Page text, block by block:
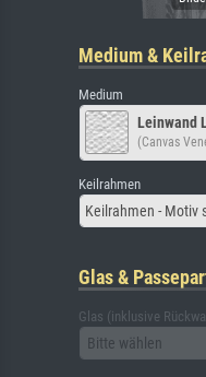
Medium &
Medium
Leinwand
(Canvas
Keilrahmen
Keilrahmen - Motiv
Glas &
Glas (inklusive
Bitte wählen